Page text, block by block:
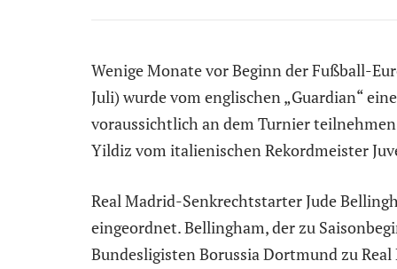
Wenige Monate vor Beginn der Fußball-
Juli) wurde vom englischen „Guardian“
voraussichtlich an dem Turnier
Yildiz vom italienischen Rekordmeister
Real Madrid-Senkrechtstarter Jude
eingeordnet. Bellingham, der zu
Bundesligisten Borussia Dortmund zu